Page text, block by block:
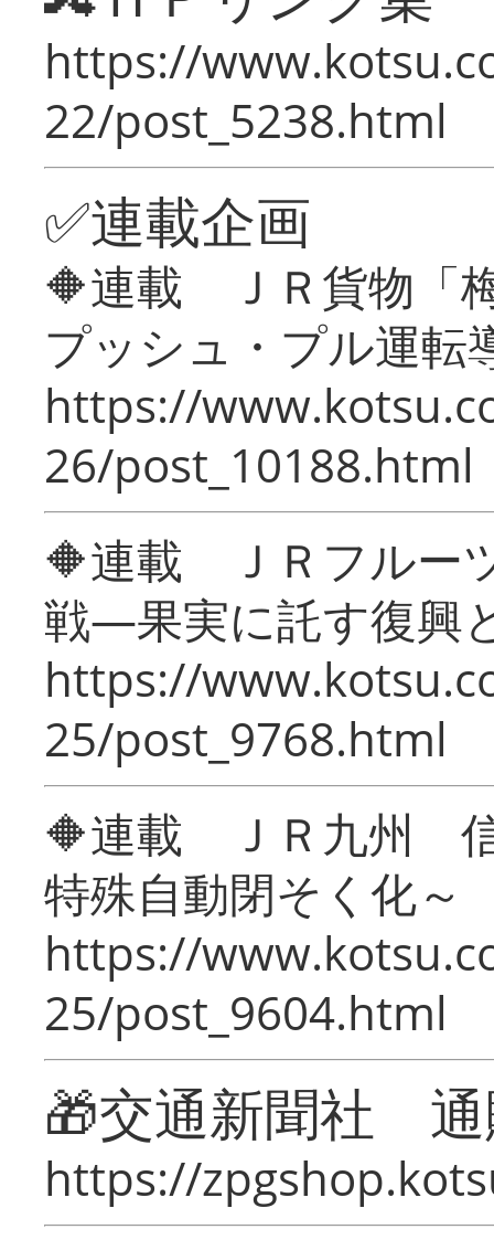
https://
22/post_5238.html
✅連載企画
🔶連載 ＪＲ貨物「
プッシュ・プル運転
https://
26/post_10188.html
🔶連載 ＪＲフルー
戦―果実に託す復興
https://
25/post_9768.html
🔶連載 ＪＲ九州 信
特殊自動閉そく化～
https://
25/post_9604.html
🎁交通新聞社
https://